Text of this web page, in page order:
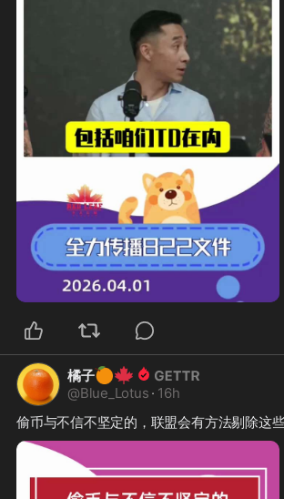
橘子🍊🍁
@Blue_Lotus · 16h
偷币与不信不坚定的，联盟会有方法剔除这些